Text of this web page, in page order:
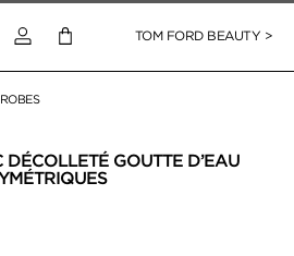
Connectez-vous à votre compte
TOM FORD BEAUTY >
ROBES
GOUTTE D’EAU